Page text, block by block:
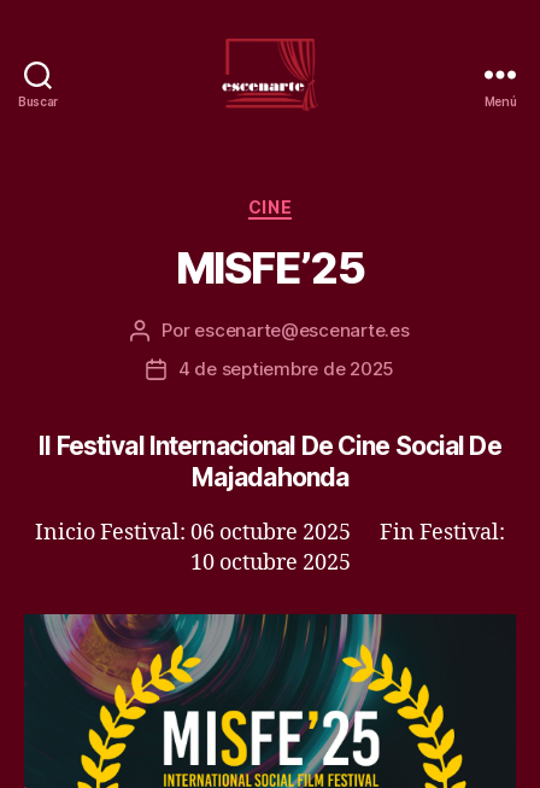
Buscar
de
artes.
Menú
Categorías
CINE
MISFE’25
Autor
de
la
Por escenarte@escenarte.es
Fecha
entrada
4 de septiembre de 2025
II Festival Internacional De Cine Social De
Majadahonda
Inicio Festival: 06 octubre 2025 Fin Festival:
10 octubre 2025